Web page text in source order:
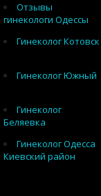
Отзывы
гинекологи Одессы
Гинеколог Котовск
Гинеколог Южный
Гинеколог
Беляевка
Гинеколог Одесса
Киевский район